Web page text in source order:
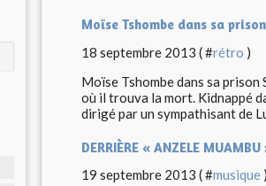
Moïse Tshombe dans sa prison
18 septembre 2013 ( #rétro )
Moïse Tshombe dans sa
où il trouva la mort. Kidnappé
dirigé par un sympathisant de
DERRIÈRE « ANZELE
19 septembre 2013 ( #musique )